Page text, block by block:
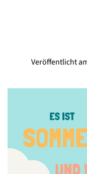
Veröffentlicht